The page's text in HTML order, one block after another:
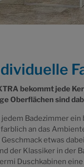
bekommt jede
Oberflächen sind
Badezimmer
an das
etwas
der Klassiker in
Duschkabinen